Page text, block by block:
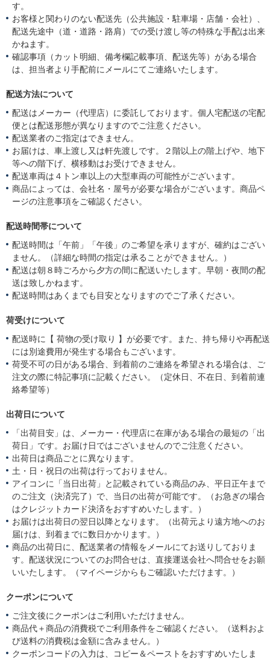
す。
お客様と関わりのない配送先（公共施設・駐車場・店舗・会社）、
配送先途中（道・道路・路肩）での受け渡し等の特殊な手配は出来
かねます。
確認事項（カット明細、備考欄記載事項、配送先等）がある場合
は、担当者より手配前にメールにてご連絡いたします。
配送方法について
配送はメーカー（代理店）に委託しております。個人宅配送の宅配
便とは配送形態が異なりますのでご注意ください。
配送業者のご指定はできません。
お届けは、車上渡し又は軒先渡しです。２階以上の階上げや、地下
等への階下げ、横移動はお受けできません。
配送車両は４トン車以上の大型車両の可能性がございます。
商品によっては、会社名・屋号が必要な場合がございます。商品ペ
ージの注意事項をご確認ください。
配送時間帯について
配送時間は「午前」「午後」のご希望を承りますが、確約はござい
ません。（詳細な時間の指定は承ることができません。）
配送は朝８時ごろから夕方の間に配送いたします。早朝・夜間の配
送は致しかねます。
配送時間はあくまでも目安となりますのでご了承ください。
荷受けについて
配送時に【 荷物の受け取り 】が必要です。また、持ち帰りや再配送
には別途費用が発生する場合もございます。
荷受不可の日がある場合、到着前のご連絡を希望される場合は、ご
注文の際に特記事項に記載ください。（定休日、不在日、到着前連
絡希望等）
出荷日について
「出荷目安」は、メーカー・代理店に在庫がある場合の最短の「出
荷日」です。お届け日ではございませんのでご注意ください。
出荷日は商品ごとに異なります。
土・日・祝日の出荷は行っておりません。
アイコンに「当日出荷」と記載されている商品のみ、平日正午まで
のご注文（決済完了）で、当日の出荷が可能です。（お急ぎの場合
はクレジットカード決済をおすすめいたします。）
お届けは出荷日の翌日以降となります。（出荷元より遠方地へのお
届けは、到着までに数日かかります。）
商品の出荷日に、配送業者の情報をメールにてお送りしておりま
す。配送状況についてのお問合せは、直接運送会社へ問合せをお願
いいたします。（マイページからもご確認いただけます。）
クーポンについて
ご注文後にクーポンはご利用いただけません。
商品代＋商品の消費税でご利用条件をご確認ください。（送料およ
び送料の消費税は金額に含みません。）
クーポンコードの入力は、コピー＆ペーストをおすすめいたしま